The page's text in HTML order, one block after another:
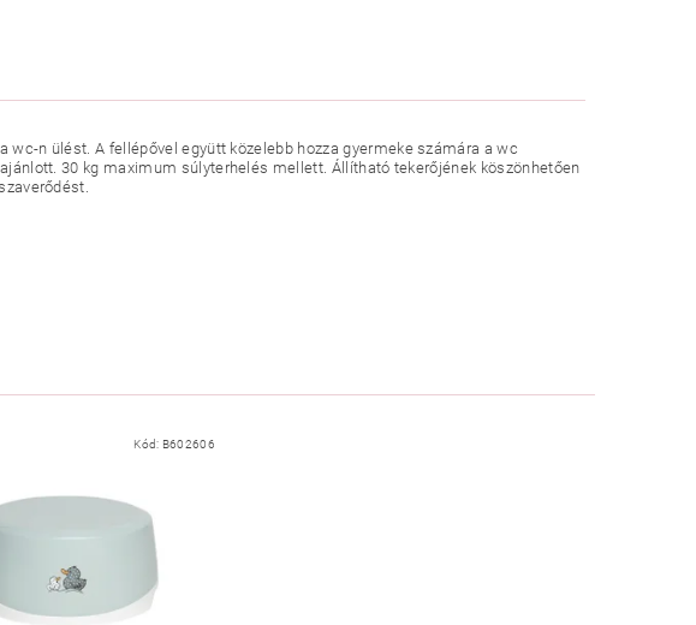
n ülést. A fellépővel együtt közelebb hozza gyermeke számára a wc
30 kg maximum súlyterhelés mellett. Állítható tekerőjének köszönhetően
Kód: B602606